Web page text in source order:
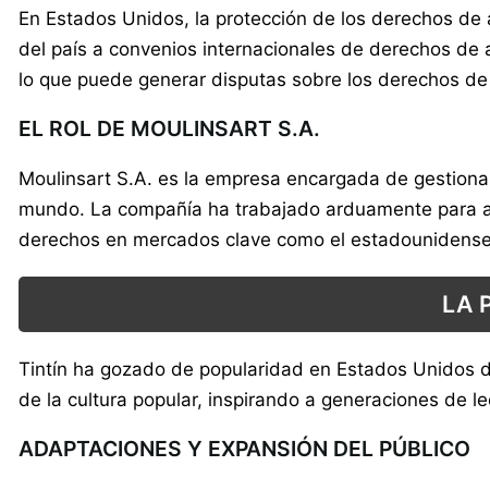
En Estados Unidos, la protección de los derechos
del país a convenios internacionales de derechos
lo que puede generar disputas sobre los derechos
EL ROL DE MOULINSART S.A.
Moulinsart S.A. es la empresa encargada de
mundo. La compañía ha trabajado arduamente
derechos en mercados clave como el
LA
Tintín ha gozado de popularidad en Estados Unidos
de la cultura popular, inspirando a generaciones de
ADAPTACIONES Y EXPANSIÓN DEL PÚBLICO